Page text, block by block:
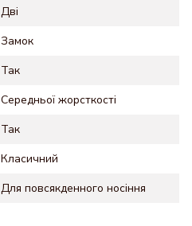
Дві
Замок
Так
Середньої жорсткості
Так
Класичний
Для повсякденного носіння